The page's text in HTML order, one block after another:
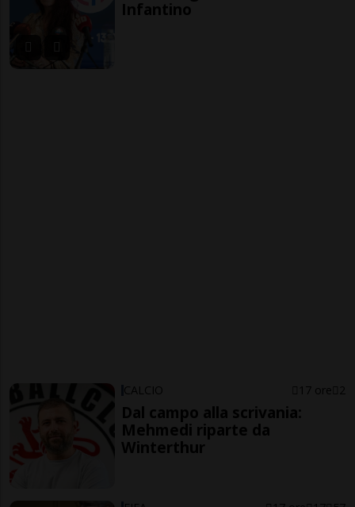
Infantino
CALCIO 17 ore 2
Dal campo alla scrivania:
Mehmedi riparte da
Winterthur